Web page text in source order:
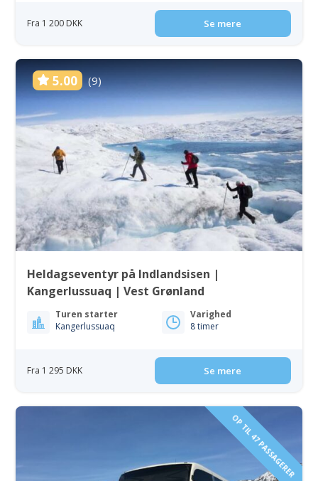
Fra 1 200 DKK Se mere
5.00 (9)
Heldagseventyr på Indlandsisen |
Kangerlussuaq | Vest Grønland
Turen starter
Kangerlussuaq
Varighed
8 timer
Fra 1 295 DKK Se mere
OP TIL 47 PASSAGERER